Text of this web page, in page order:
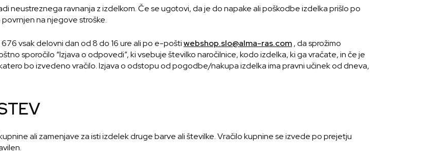
neustreznega ravnanja z izdelkom. Če se ugotovi, da je do napake ali poškodbe izdelka prišlo po
na njegove stroške.
vsak delovni dan od 8 do 16 ure ali po e-poštiwebshop.slo@alma-ras.com, da sprožimo
sporočilo “Izjava o odpovedi”, ki vsebuje številko naročilnice, kodo izdelka, ki ga vračate, in če je
bo izvedeno vračilo. Izjava o odstopu od pogodbe/nakupa izdelka ima pravni učinek od dneva,
ali zamenjave za isti izdelek druge barve ali številke. Vračilo kupnine se izvede po prejetju